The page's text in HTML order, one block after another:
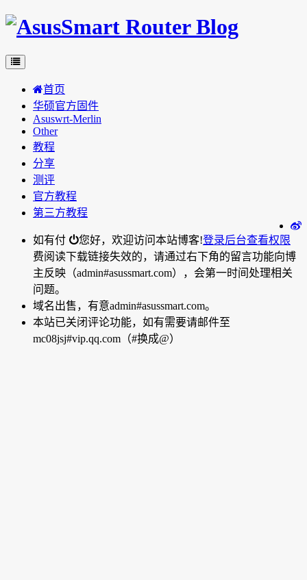
首页
华硕官方固件
Asuswrt-Merlin
Other
教程
分享
测评
官方教程
第三方教程
您好，欢迎访问本站博客!登录后台查看权限
如有付
费阅读下载链接失效的，请通过右下角的留言功能向博
主反映（admin#asussmart.com），会第一时间处理相关
问题。
域名出售，有意admin#asussmart.com。
本站已关闭评论功能，如有需要请邮件至
mc08jsj#vip.qq.com（#换成@）